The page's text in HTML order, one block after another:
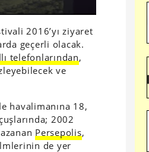
2016’yı ziyaret
geçerli olacak.
telefonlarından,
ve
havalimanına 18,
2002
Persepolis,
de yer